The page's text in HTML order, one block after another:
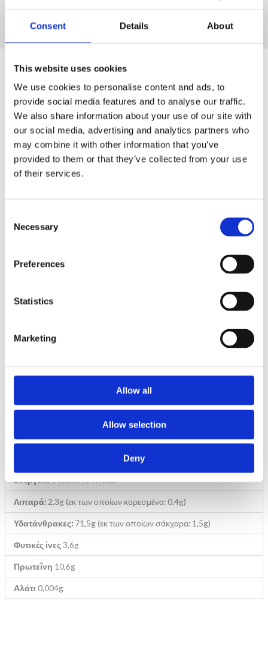
Consent Details About
This website uses cookies
We use cookies to personalise content and ads, to
provide social media features and to analyse our traffic.
We also share information about your use of our site with
our social media, advertising and analytics partners who
may combine it with other information that you’ve
provided to them or that they’ve collected from your use
of their services.
Selection
Necessary
Preferences
Statistics
Marketing
Allow all
Allow selection
Deny
g
Ενέργεια1466KJ /349Kcal
Λιπαρά:2,3g (εκ των οποίων κορεσμένα: 0,4g)
Υδατάνθρακες: 71,5g (εκ των οποίων σάκχαρα: 1,5g)
Φυτικές ίνες3,6g
Πρωτεΐνη 10,6g
Αλάτι 0,004g